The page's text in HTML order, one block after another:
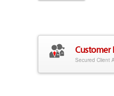
Customer
Secured Client